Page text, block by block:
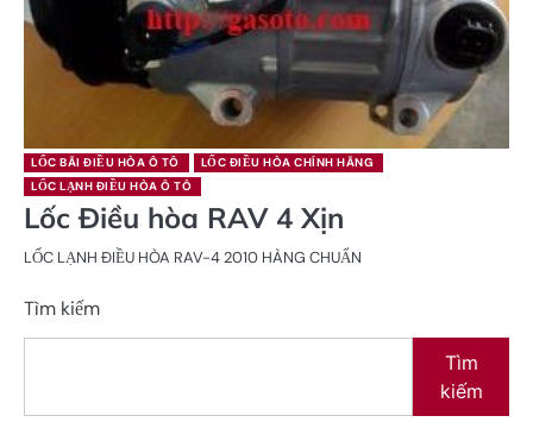
LỐC BÃI ĐIỀU HÒA Ô TÔ
LỐC ĐIỀU HÒA CHÍNH HÃNG
LỐC LẠNH ĐIỀU HÒA Ô TÔ
Lốc Điều hòa RAV 4 Xịn
LỐC LẠNH ĐIỀU HÒA RAV-4 2010 HÀNG CHUẨN
Tìm kiếm
Tìm
kiếm